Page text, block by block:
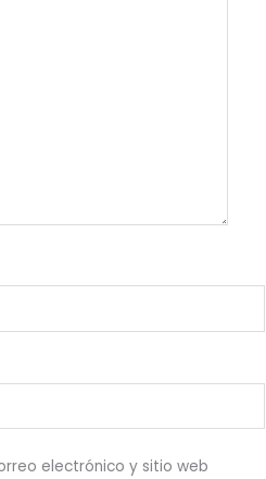
electrónico y sitio web